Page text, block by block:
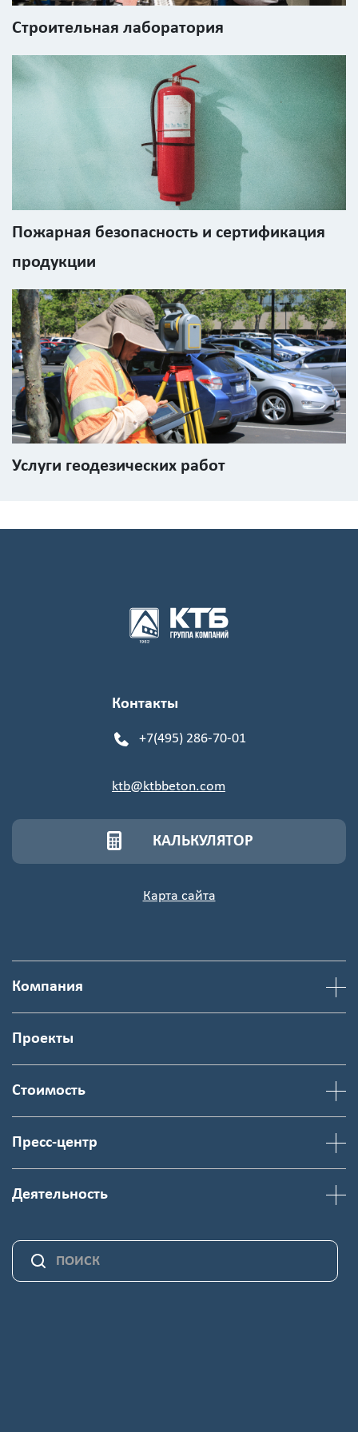
Строительная лаборатория
Пожарная безопасность и сертификация
продукции
Услуги геодезических работ
Контакты
+7(495) 286-70-01
ktb@ktbbeton.com
КАЛЬКУЛЯТОР
Карта сайта
Компания
Проекты
Стоимость
Пресс-центр
Деятельность